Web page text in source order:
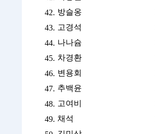
42. 방슬옹
43. 고경석
44. 나나슘
45. 차경환
46. 변용회
47. 추백윤
48. 고여비
49. 채석